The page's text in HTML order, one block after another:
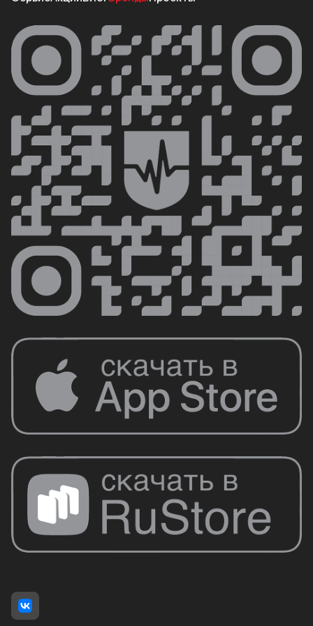
Компания AirSep стремится к тому, чтобы ее
продукты помогали людям получать чистый
воздух, необходимый для оздоровления
организма. Стремительный рост продаж и
популярность бренда свидетельствуют о
том, что AirSep является одним из лидеров
на рынке, заинтересованных в здоровье и
благополучии своих клиентов.